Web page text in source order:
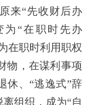
来“先收财后办
为“在职时先办
在职时利用职权
物，在谋利事项
休、“逃逸式”辞
组织，成为“自